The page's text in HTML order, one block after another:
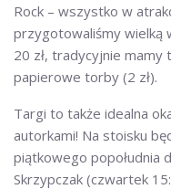
Rock – wszystko w
przygotowaliśmy wielką
20 zł, tradycyjnie mamy
papierowe torby (2 zł).
Targi to także idealna
autorkami! Na stoisku
piątkowego popołudnia
Skrzypczak (czwartek